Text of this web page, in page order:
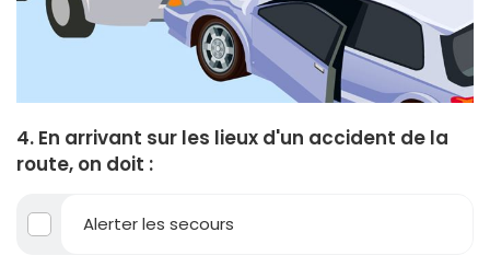
4. En arrivant sur les lieux d'un accident de la
route, on doit :
Alerter les secours